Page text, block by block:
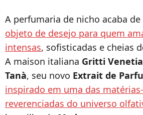
A perfumaria de nicho acaba
objeto de desejo para quem
intensas, sofisticadas e cheias
A maison italiana Gritti Venetia
Tanà, seu novo Extrait de
inspirado em uma das
reverenciadas do universo